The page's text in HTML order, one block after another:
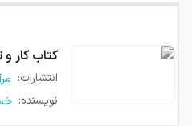
کتاب کار
انتشارات:
نویسنده: